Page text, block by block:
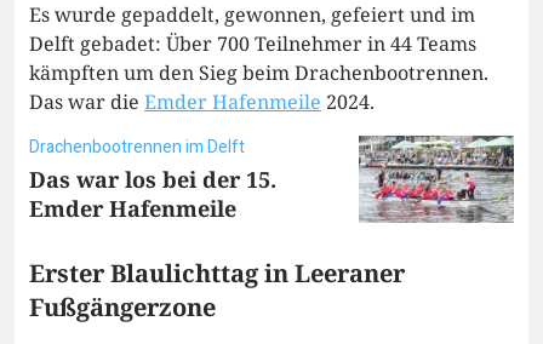
Es wurde gepaddelt, gewonnen, gefeiert und im
Delft gebadet: Über 700 Teilnehmer in 44 Teams
kämpften um den Sieg beim Drachenbootrennen.
Das war die Emder Hafenmeile 2024.
Drachenbootrennen im Delft
Das war los bei der 15.
Emder Hafenmeile
Erster Blaulichttag in Leeraner
Fußgängerzone